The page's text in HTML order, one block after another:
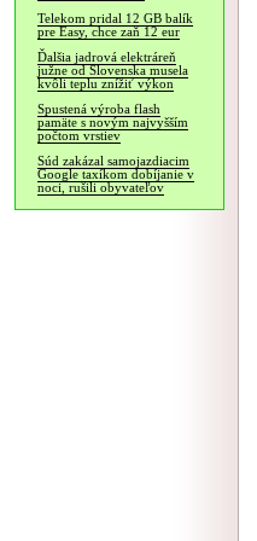
Telekom pridal 12 GB balík
pre Easy, chce zaň 12 eur
Ďalšia jadrová elektráreň
južne od Slovenska musela
kvôli teplu znížiť výkon
Spustená výroba flash
pamäte s novým najvyšším
počtom vrstiev
Súd zakázal samojazdiacim
Google taxíkom dobíjanie v
noci, rušili obyvateľov